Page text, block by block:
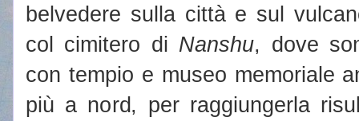
belvedere sulla città e sul
col cimitero di Nanshu, dove
con tempio e museo memoriale
più a nord, per raggiungerla